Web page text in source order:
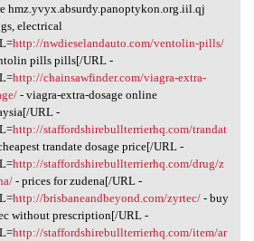
hmz.yvyx.absurdy
hmz.yvyx.absurdy.panoptykon.org.iil.qj
electrical
http://nwdieselandauto.com/ventolin-pills/
pills pills[/URL -
http://chainsawfinder.com/viagra-extra-
- viagra-extra-dosage online
URL -
http://staffordshirebullterrierhq.com/trandat
trandate dosage price[/URL -
http://staffordshirebullterrierhq.com/drug/z
- prices for zudena[/URL -
http://brisbaneandbeyond.com/zyrtec/- buy
without prescription[/URL -
http://staffordshirebullterrierhq.com/item/ar